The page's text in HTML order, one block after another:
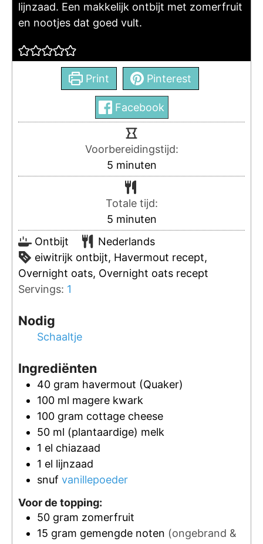
lijnzaad. Een makkelijk ontbijt met zomerfruit
en nootjes dat goed vult.
Print Pinterest
Facebook
Voorbereidingstijd:
5 minuten
Totale tijd:
5 minuten
Ontbijt
Nederlands
eiwitrijk ontbijt, Havermout recept,
Overnight oats, Overnight oats recept
Servings: 1
Nodig
Schaaltje
Ingrediënten
40 gram havermout (Quaker)
100 ml magere kwark
100 gram cottage cheese
50 ml (plantaardige) melk
1 el chiazaad
1 el lijnzaad
snuf vanillepoeder
Voor de topping:
50 gram zomerfruit
15 gram gemengde noten (ongebrand &